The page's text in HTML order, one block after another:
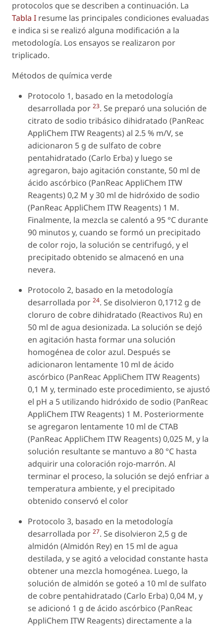
protocolos que se describen a continuación. La
Tabla I resume las principales condiciones evaluadas
e indica si se realizó alguna modificación a la
metodología. Los ensayos se realizaron por
triplicado.
Métodos de química verde
Protocolo 1, basado en la metodología
desarrollada por 23. Se preparó una solución de
citrato de sodio tribásico dihidratado (PanReac
AppliChem ITW Reagents) al 2.5 % m/V, se
adicionaron 5 g de sulfato de cobre
pentahidratado (Carlo Erba) y luego se
agregaron, bajo agitación constante, 50 ml de
ácido ascórbico (PanReac AppliChem ITW
Reagents) 0,2 M y 30 ml de hidróxido de sodio
(PanReac AppliChem ITW Reagents) 1 M.
Finalmente, la mezcla se calentó a 95 °C durante
90 minutos y, cuando se formó un precipitado
de color rojo, la solución se centrifugó, y el
precipitado obtenido se almacenó en una
nevera.
Protocolo 2, basado en la metodología
desarrollada por 24. Se disolvieron 0,1712 g de
cloruro de cobre dihidratado (Reactivos Ru) en
50 ml de agua desionizada. La solución se dejó
en agitación hasta formar una solución
homogénea de color azul. Después se
adicionaron lentamente 10 ml de ácido
ascórbico (PanReac AppliChem ITW Reagents)
0,1 M y, terminado este procedimiento, se ajustó
el pH a 5 utilizando hidróxido de sodio (PanReac
AppliChem ITW Reagents) 1 M. Posteriormente
se agregaron lentamente 10 ml de CTAB
(PanReac AppliChem ITW Reagents) 0,025 M, y la
solución resultante se mantuvo a 80 °C hasta
adquirir una coloración rojo-marrón. Al
terminar el proceso, la solución se dejó enfriar a
temperatura ambiente, y el precipitado
obtenido conservó el color
Protocolo 3, basado en la metodología
desarrollada por 27. Se disolvieron 2,5 g de
almidón (Almidón Rey) en 15 ml de agua
destilada, y se agitó a velocidad constante hasta
obtener una mezcla homogénea. Luego, la
solución de almidón se goteó a 10 ml de sulfato
de cobre pentahidratado (Carlo Erba) 0,04 M, y
se adicionó 1 g de ácido ascórbico (PanReac
AppliChem ITW Reagents) directamente a la